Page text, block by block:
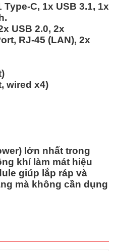
Type-C, 1x USB 3.1, 1x
USB 2.0, 2x
RJ-45 (LAN), 2x
wired x4)
lớn nhất trong
khí làm mát hiệu
giúp lắp ráp và
mà không cần dụng